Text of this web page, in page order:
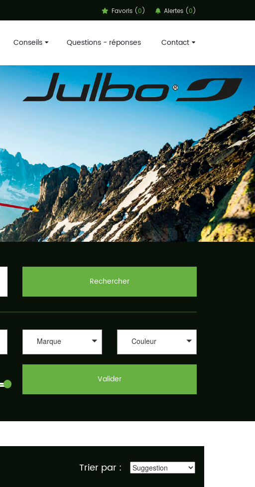
Favoris (0) Alertes (0)
Conseils Questions - réponses Contact
Rechercher
Marque Couleur
Valider
Trier par :